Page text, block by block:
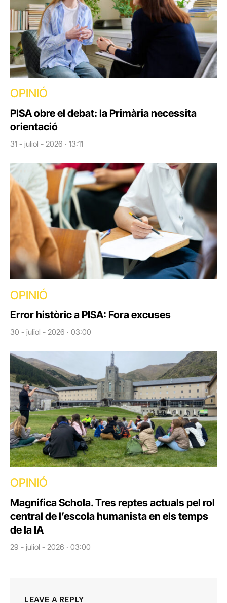
OPINIÓ
PISA obre el debat: la Primària necessita
orientació
31 - juliol - 2026 · 13:11
OPINIÓ
Error històric a PISA: Fora excuses
30 - juliol - 2026 · 03:00
OPINIÓ
Magnifica Schola. Tres reptes actuals pel rol
central de l’escola humanista en els temps
de la IA
29 - juliol - 2026 · 03:00
LEAVE A REPLY